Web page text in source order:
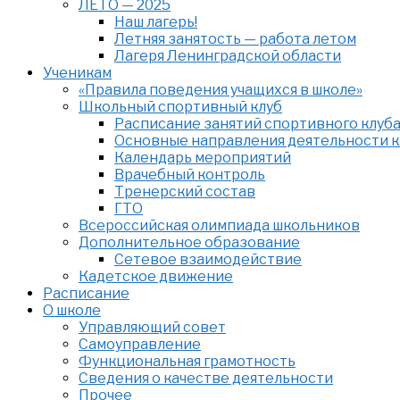
ЛЕТО — 2025
Наш лагерь!
Летняя занятость — работа летом
Лагеря Ленинградской области
Ученикам
«Правила поведения учащихся в школе»
Школьный спортивный клуб
Расписание занятий спортивного клуба
Основные направления деятельности
Календарь мероприятий
Врачебный контроль
Тренерский состав
ГТО
Всероссийская олимпиада школьников
Дополнительное образование
Сетевое взаимодействие
Кадетское движение
Расписание
О школе
Управляющий совет
Самоуправление
Функциональная грамотность
Сведения о качестве деятельности
Прочее